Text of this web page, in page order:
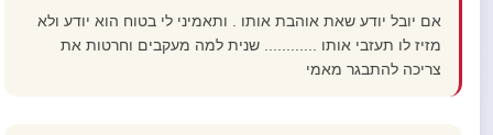
אם יובל יודע שאת אוהבת אותו . ותאמיני לי בטוח הוא יודע ולא
מזיז לו תעזבי אותו ............ שנית למה מעקבים וחרטות את
צריכה להתבגר מאמי